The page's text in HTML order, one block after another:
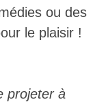
ou des
le plaisir !
projeter à